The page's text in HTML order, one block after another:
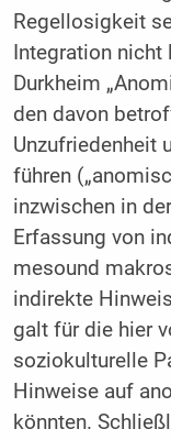
Regellosigkeit
Integration
Durkheim
den davon
Unzufriedenheit
führen
inzwischen in
Erfassung von
mesound
indirekte
galt für die hier
soziokulturelle
Hinweise auf
könnten.